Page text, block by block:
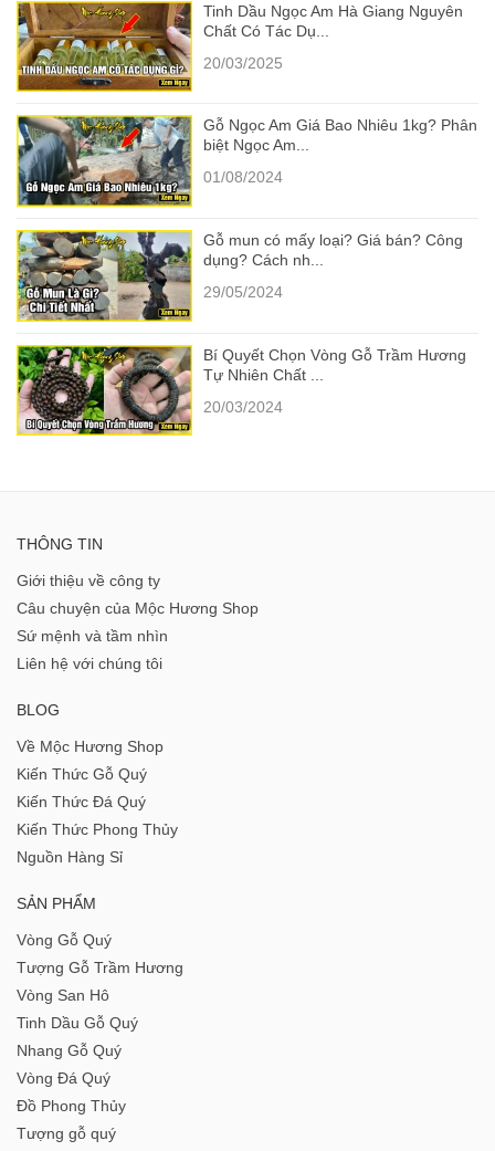
Tinh Dầu Ngọc Am Hà Giang Nguyên
Chất Có Tác Dụ...
20/03/2025
Gỗ Ngọc Am Giá Bao Nhiêu 1kg? Phân
biệt Ngọc Am...
01/08/2024
Gỗ mun có mấy loại? Giá bán? Công
dụng? Cách nh...
29/05/2024
Bí Quyết Chọn Vòng Gỗ Trầm Hương
Tự Nhiên Chất ...
20/03/2024
THÔNG TIN
Giới thiệu về công ty
Câu chuyện của Mộc Hương Shop
Sứ mệnh và tầm nhìn
Liên hệ với chúng tôi
BLOG
Về Mộc Hương Shop
Kiến Thức Gỗ Quý
Kiến Thức Đá Quý
Kiến Thức Phong Thủy
Nguồn Hàng Sỉ
SẢN PHẨM
Vòng Gỗ Quý
Tượng Gỗ Trầm Hương
Vòng San Hô
Tinh Dầu Gỗ Quý
Nhang Gỗ Quý
Vòng Đá Quý
Đồ Phong Thủy
Tượng gỗ quý